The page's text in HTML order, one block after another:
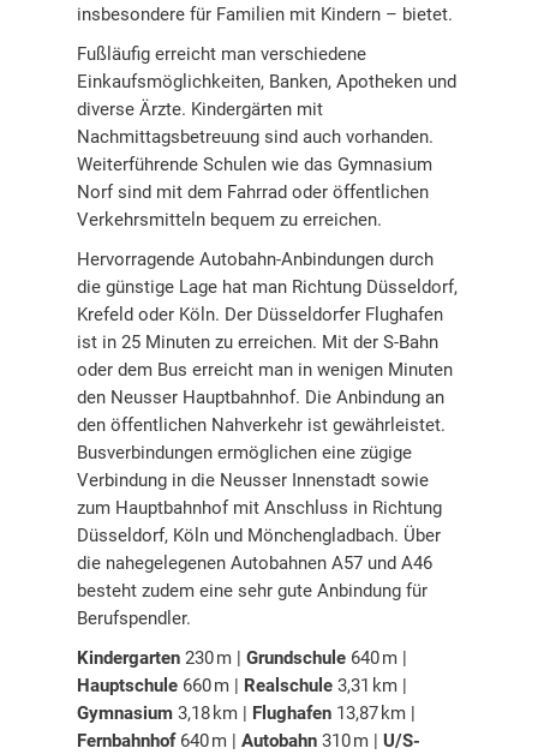
insbesondere für Familien mit Kindern – bietet.
Fußläufig erreicht man verschiedene
Einkaufsmöglichkeiten, Banken, Apotheken und
diverse Ärzte. Kindergärten mit
Nachmittagsbetreuung sind auch vorhanden.
Weiterführende Schulen wie das Gymnasium
Norf sind mit dem Fahrrad oder öffentlichen
Verkehrsmitteln bequem zu erreichen.
Hervorragende Autobahn-Anbindungen durch
die günstige Lage hat man Richtung Düsseldorf,
Krefeld oder Köln. Der Düsseldorfer Flughafen
ist in 25 Minuten zu erreichen. Mit der S-Bahn
oder dem Bus erreicht man in wenigen Minuten
den Neusser Hauptbahnhof. Die Anbindung an
den öffentlichen Nahverkehr ist gewährleistet.
Busverbindungen ermöglichen eine zügige
Verbindung in die Neusser Innenstadt sowie
zum Hauptbahnhof mit Anschluss in Richtung
Düsseldorf, Köln und Mönchengladbach. Über
die nahegelegenen Autobahnen A57 und A46
besteht zudem eine sehr gute Anbindung für
Berufspendler.
Kindergarten 230 m | Grundschule 640 m |
Hauptschule 660 m | Realschule 3,31 km |
Gymnasium 3,18 km | Flughafen 13,87 km |
Fernbahnhof640 m | Autobahn 310 m | U/S-